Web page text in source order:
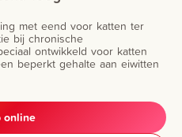
met eend voor katten ter
bij chronische
ontwikkeld voor katten
beperkt gehalte aan eiwitten
online